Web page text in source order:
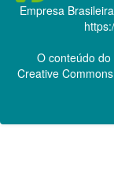
Empresa
O conteúdo
Creative Commons